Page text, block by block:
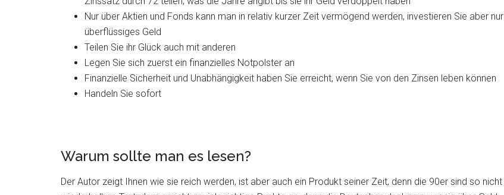
Nur über Aktien und Fonds kann man in relativ kurzer Zeit vermögend werden, investieren Sie aber nur
überflüssiges Geld
Teilen Sie ihr Glück auch mit anderen
Legen Sie sich zuerst ein finanzielles Notpolster an
Finanzielle Sicherheit und Unabhängigkeit haben Sie erreicht, wenn Sie von den Zinsen leben können
Handeln Sie sofort
Warum sollte man es lesen?
Der Autor zeigt Ihnen wie sie reich werden, ist aber auch ein Produkt seiner Zeit, denn die 90er sind so nicht